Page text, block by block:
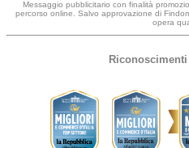
Messaggio pubblicitario con finalità
percorso online. Salvo approvazione di
opera